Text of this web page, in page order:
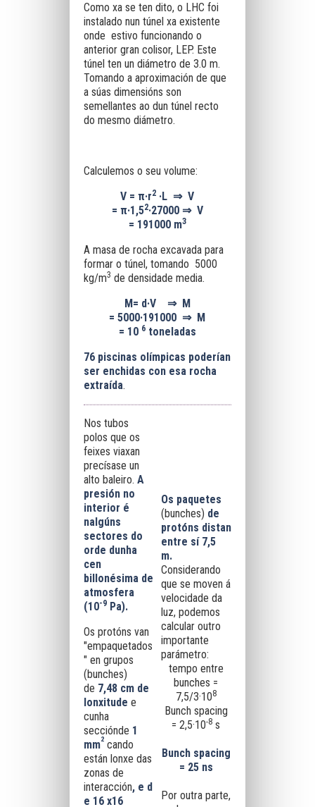
Como xa se ten dito, o LHC foi
instalado nun túnel xa existente
onde estivo funcionando o
anterior gran colisor, LEP. Este
túnel ten un diámetro de 3.0 m.
Tomando a aproximación de que
a súas dimensións son
semellantes ao dun túnel recto
do mesmo diámetro.
Calculemos o seu volume:
V = π·r2 ·L ⇒V
= π·1,52·27000 ⇒ V
= 191000 m3
A masa de rocha excavada para
formar o túnel, tomando 5000
kg/m3 de densidade media.
M= d·V ⇒ M
= 5000·191000 ⇒ M
= 10 6toneladas
76 piscinas olímpicas poderían
ser enchidas con esa rocha
extraída.
Nos tubos
polos que os
feixes viaxan
precísase un
alto baleiro. A
presión no
interior é
nalgúns
sectores do
orde dunha
cen
billonésima de
atmosfera
(10-9 Pa).
Os protóns van
"empaquetados
" en grupos
(bunches)
de 7,48 cm de
lonxitude e
cunha
secciónde 1
mm2 cando
están lonxe das
zonas de
interacción, e d
e 16 x16
Os paquetes
(bunches) de
protóns distan
entre sí 7,5
m.
Considerando
que se moven á
velocidade da
luz, podemos
calcular outro
importante
parámetro:
tempo entre
bunches =
7,5/3·108
Bunch spacing
= 2,5·10-8 s
Bunch spacing
= 25 ns
Por outra parte,